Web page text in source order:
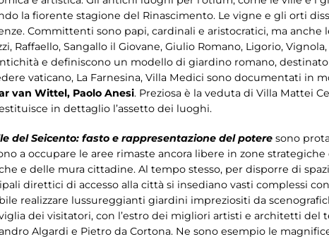
la fiorente stagione del Rinascimento. Le vigne e gli orti
Committenti sono papi, cardinali e aristocratici, ma
Raffaello, Sangallo il Giovane, Giulio Romano, Ligorio,
e definiscono un modello di giardino romano,
vaticano, La Farnesina, Villa Medici sono documentati in
van Wittel, Paolo Anesi. Preziosa è la veduta di Villa Mattei
in dettaglio l’assetto dei luoghi.
del Seicento: fasto e rappresentazione del potere sono
a occupare le aree rimaste ancora libere in zone
e delle mura cittadine. Al tempo stesso, per disporre di
direttici di accesso alla città si insediano vasti complessi
realizzare lussureggianti giardini impreziositi da
dei visitatori, con l’estro dei migliori artisti e architetti del
Algardi e Pietro da Cortona. Ne sono esempio le